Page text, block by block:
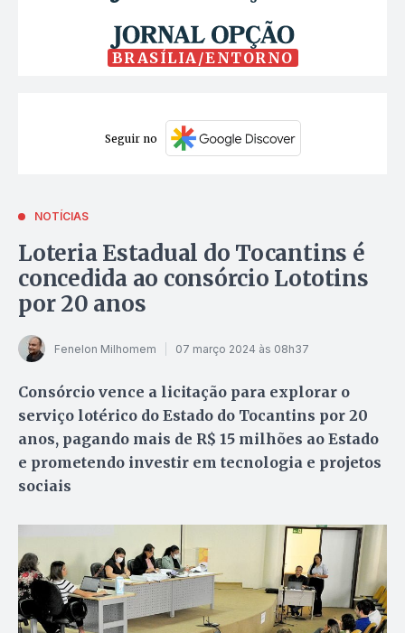
BRASÍLIA/ENTORNO
Seguir no
NOTÍCIAS
Loteria Estadual do Tocantins é
concedida ao consórcio Lototins
por 20 anos
Fenelon Milhomem 07 março 2024 às 08h37
Consórcio vence a licitação para explorar o
serviço lotérico do Estado do Tocantins por 20
anos, pagando mais de R$ 15 milhões ao Estado
e prometendo investir em tecnologia e projetos
sociais